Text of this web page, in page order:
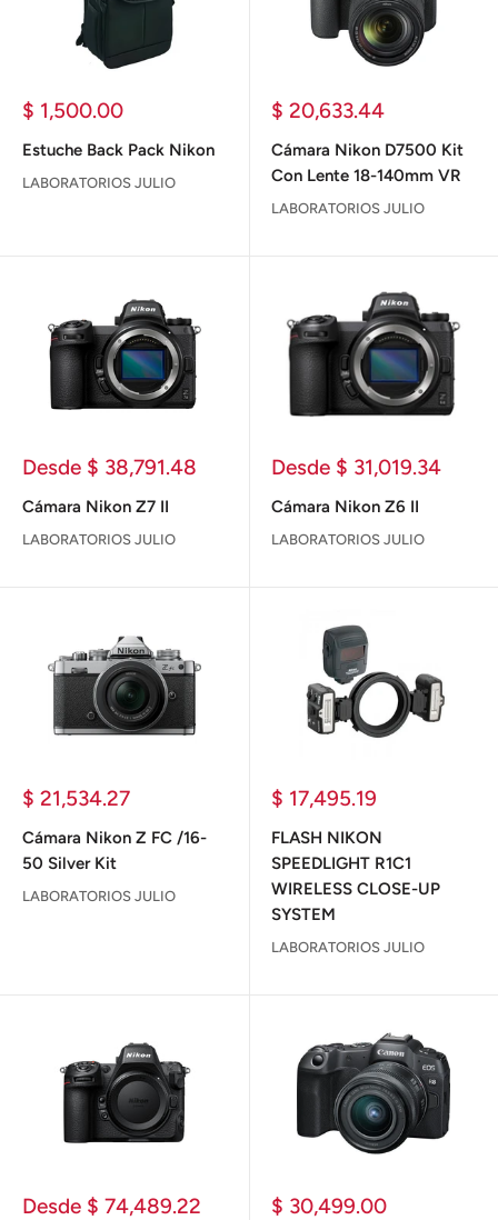
Precio
venta
$ 1,500.00
Estuche Back Pack Nikon
LABORATORIOS JULIO
Precio
venta
$ 20,633.44
Cámara Nikon D7500 Kit
Con Lente 18-140mm VR
LABORATORIOS JULIO
Precio
venta
Desde $ 38,791.48
Cámara Nikon Z7 II
LABORATORIOS JULIO
Precio
venta
Desde $ 31,019.34
Cámara Nikon Z6 II
LABORATORIOS JULIO
Precio
venta
$ 21,534.27
Cámara Nikon Z FC /16-
50 Silver Kit
LABORATORIOS JULIO
Precio
venta
$ 17,495.19
FLASH NIKON
SPEEDLIGHT R1C1
WIRELESS CLOSE-UP
SYSTEM
LABORATORIOS JULIO
Precio
Desde $ 74,489.22
Precio
$ 30,499.00